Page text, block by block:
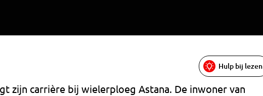
Hulp bij lezen
zijn carrière bij wielerploeg Astana. De inwoner van